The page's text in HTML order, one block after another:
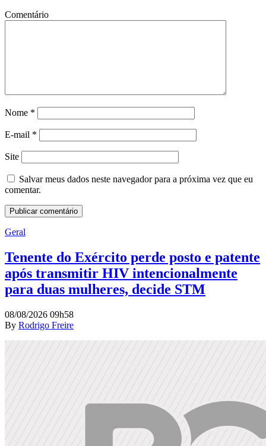
Comentário
Nome *
E-mail *
Site
Salvar meus dados neste navegador para a próxima vez que eu
comentar.
Geral
Tenente do Exército perde posto e patente
após transmitir HIV intencionalmente
para duas mulheres, decide STM
08/08/2026 09h58
By Rodrigo Freire